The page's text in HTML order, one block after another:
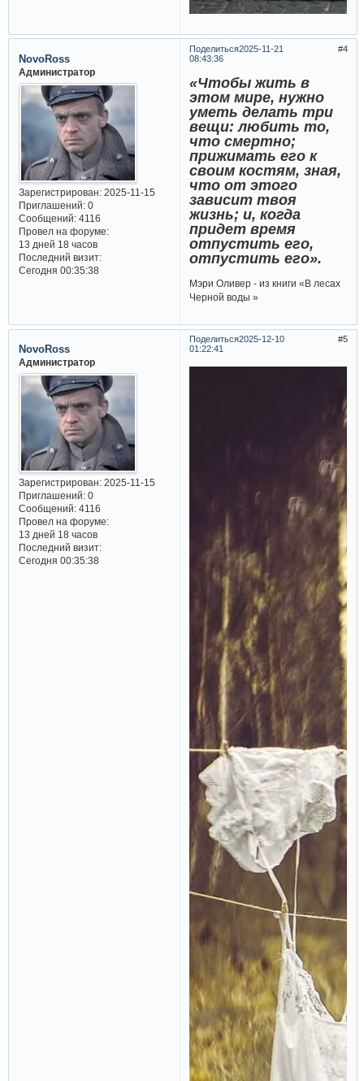
Поделиться 4
2025-11-21
08:43:36
NovoRoss
Администратор
Зарегистрирован: 2025-11-15
Приглашений:0
Сообщений:4116
Провел на форуме:
13 дней 18 часов
Последний визит:
Сегодня 00:35:38
«Чтобы жить в
этом мире, нужно
уметь делать три
вещи: любить то,
что смертно;
прижимать его к
своим костям, зная,
что от этого
зависит твоя
жизнь; и, когда
придет время
отпустить его,
отпустить его».
Мэри Оливер - из книги «В лесах
Черной воды »
Поделиться 5
2025-12-10
01:22:41
NovoRoss
Администратор
Зарегистрирован: 2025-11-15
Приглашений:0
Сообщений:4116
Провел на форуме:
13 дней 18 часов
Последний визит:
Сегодня 00:35:38